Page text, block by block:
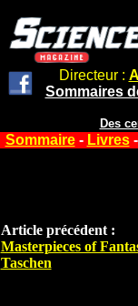
Directeur :
Sommaires
Des
Sommaire- Livres-
Article précédent :
Masterpieces of
Taschen